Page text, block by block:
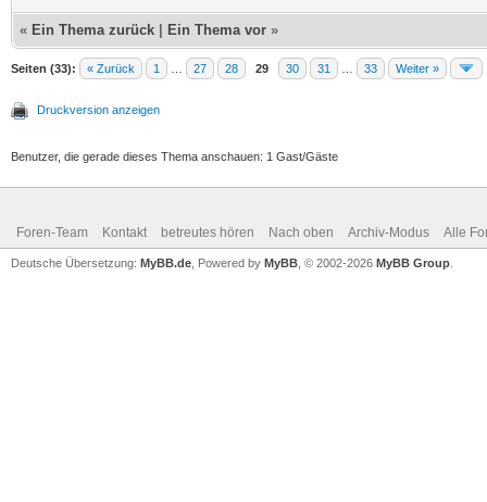
« Ein Thema zurück Ein Thema vor »
Seiten (33): « Zurück 1 27 28 29 30 31 33 Weiter »
Druckversion anzeigen
Benutzer, die gerade dieses Thema anschauen: 1 Gast/Gäste
Foren-Team Kontakt betreutes hören Nach oben Archiv-Modus Alle
Deutsche Übersetzung: MyBB.de , Powered by MyBB , © 2002-2026 MyBB Group